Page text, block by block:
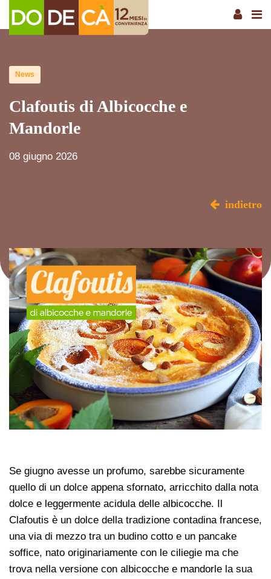
News
Clafoutis di Albicocche e
Mandorle
08 giugno 2026
indietro
Se giugno avesse un profumo, sarebbe sicuramente
quello di un dolce appena sfornato, arricchito dalla nota
dolce e leggermente acidula delle albicocche. Il
Clafoutis è un dolce della tradizione contadina francese,
una via di mezzo tra un budino cotto e un pancake
soffice, nato originariamente con le ciliegie ma che
trova nella versione con albicocche e mandorle la sua